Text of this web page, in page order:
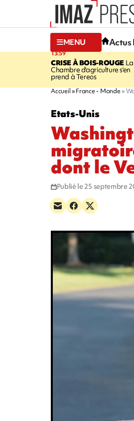
MENU Actus
13:59
CRISE À BOIS-ROUGELa
Chambre d'agriculture s'en
prend à Tereos
Accueil France - Monde
Etats-Unis
dont le
Publié le 25 septembre